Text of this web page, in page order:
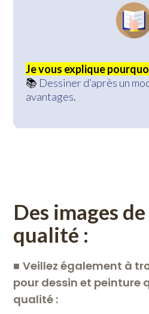
Je vous explique
📚 Dessiner d’après un
avantages.
Des images
qualité :
■Veillez également à
pour dessin et peinture
qualité :